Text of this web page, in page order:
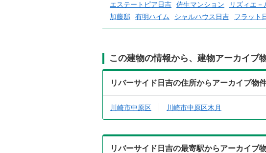
エステートピア日吉 佐生マンション リズィエ－
加藤邸
有明ハイム シャルハウス日吉 フラット
この建物の情報から、建物アーカイブ
リバーサイド日吉の住所からアーカイブ物
川崎市中原区 川崎市中原区木月
リバーサイド日吉の最寄駅からアーカイブ